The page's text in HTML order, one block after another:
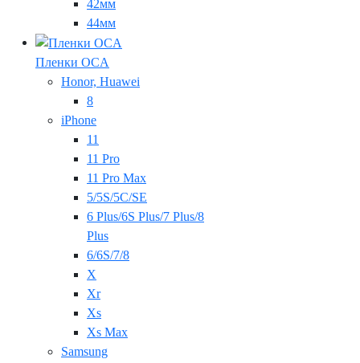
42мм
44мм
Пленки OCA
Honor, Huawei
8
iPhone
11
11 Pro
11 Pro Max
5/5S/5C/SE
6 Plus/6S Plus/7 Plus/8
Plus
6/6S/7/8
X
Xr
Xs
Xs Max
Samsung